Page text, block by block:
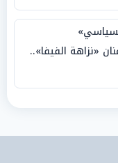
«نزاهة الفيفا»..